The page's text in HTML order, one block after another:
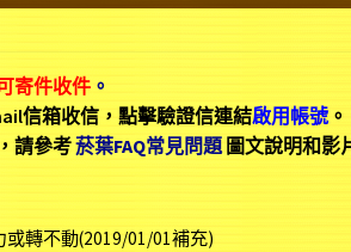
寄件收件 。
信箱收信，點擊驗證信連結啟用帳號。
請參考菸葉FAQ常見問題 圖文說明和影
轉不動(2019/01/01補充)